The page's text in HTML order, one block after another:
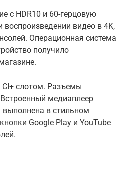
с HDR10 и 60-герцовую
видео в 4K,
Операционная система
получило
слотом. Разъемы
медиаплеер
в стильном
Google Play и YouTube